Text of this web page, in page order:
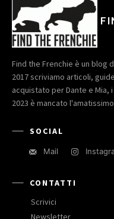
Find the Frenchie è un blog
2017 scriviamo articoli,
acquistato per Dante e Mia,
2023 è mancato
SOCIAL
Mail
CONTATTI
Scrivici
Newsletter